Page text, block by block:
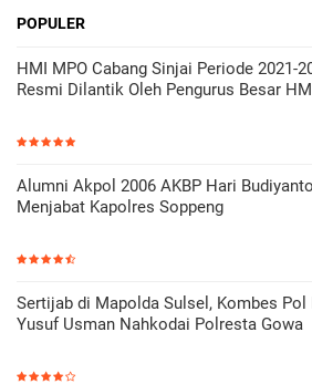
POPULER
HMI MPO Cabang Sinjai Periode 2021-
Resmi Dilantik Oleh Pengurus Besar
Alumni Akpol 2006 AKBP Hari
Menjabat Kapolres Soppeng
Sertijab di Mapolda Sulsel, Kombes Pol
Yusuf Usman Nahkodai Polresta Gowa